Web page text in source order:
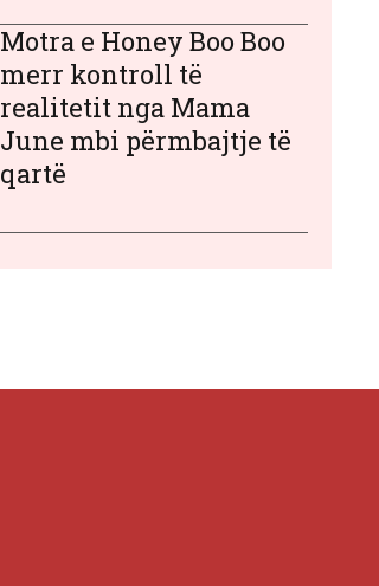
Motra e Honey Boo Boo
merr kontroll të
realitetit nga Mama
June mbi përmbajtje të
qartë